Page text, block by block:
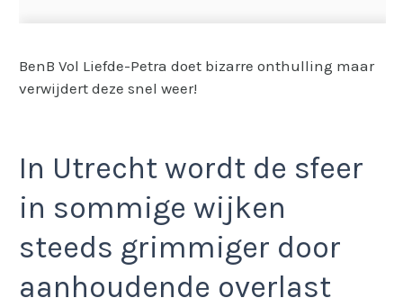
BenB Vol Liefde-Petra doet bizarre onthulling maar
verwijdert deze snel weer!
In Utrecht wordt de sfeer
in sommige wijken
steeds grimmiger door
aanhoudende overlast